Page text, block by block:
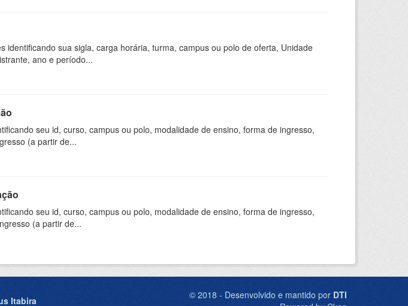
identificando sua sigla, carga horária, turma, campus ou polo de oferta, Unidade
ano e período...
seu id, curso, campus ou polo, modalidade de ensino, forma de ingresso,
(a partir de...
seu id, curso, campus ou polo, modalidade de ensino, forma de ingresso,
(a partir de...
Itabira © 2018 - Desenvolvido e mantido por DTI